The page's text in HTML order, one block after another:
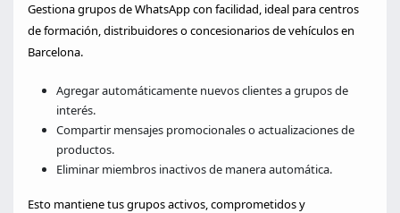
Gestiona grupos de WhatsApp con facilidad, ideal para centros
de formación, distribuidores o concesionarios de vehículos en
Barcelona.
Agregar automáticamente nuevos clientes a grupos de
interés.
Compartir mensajes promocionales o actualizaciones de
productos.
Eliminar miembros inactivos de manera automática.
Esto mantiene tus grupos activos, comprometidos y